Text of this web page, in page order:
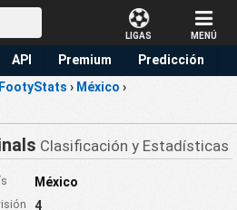
LIGAS MENÚ
API Premium
Predicción
› México ›
Clasificación y Estadísticas
México
4